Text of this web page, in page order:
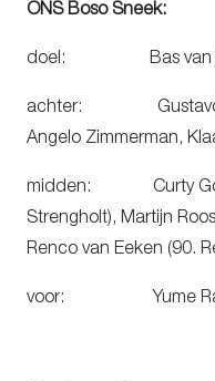
ONS Boso Sneek:
doel: Bas
achter: Gustavo
Angelo Zimmerman,
midden: Curty
Strengholt), Martijn
Renco van Eeken (90.
voor: Yume